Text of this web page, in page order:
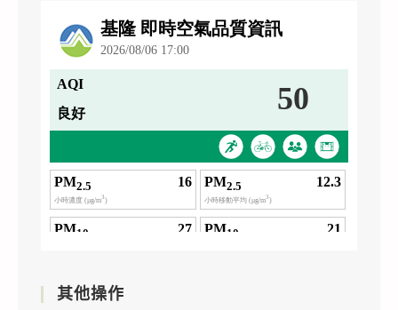
其他操作